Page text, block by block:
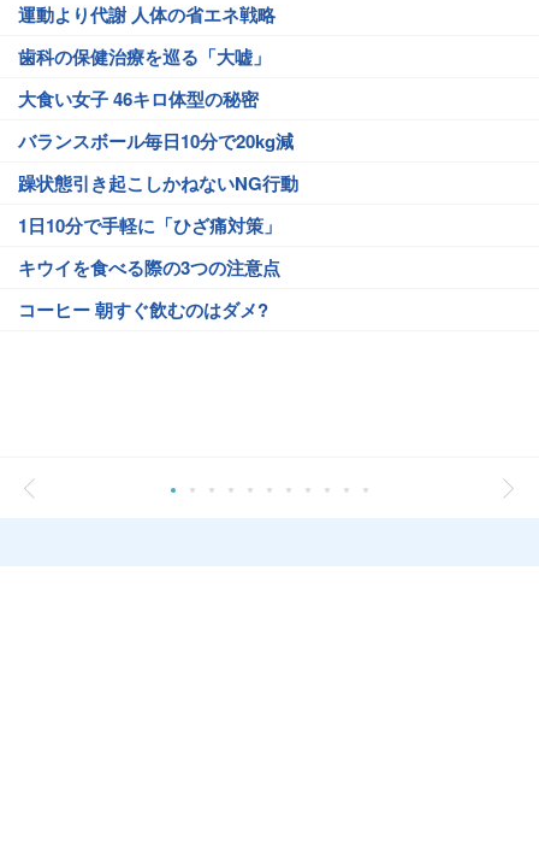
運動より代謝 人体の省エネ戦略
歯科の保健治療を巡る「大嘘」
大食い女子 46キロ体型の秘密
バランスボール毎日10分で20kg減
躁状態引き起こしかねないNG行動
1日10分で手軽に「ひざ痛対策」
キウイを食べる際の3つの注意点
コーヒー 朝すぐ飲むのはダメ?